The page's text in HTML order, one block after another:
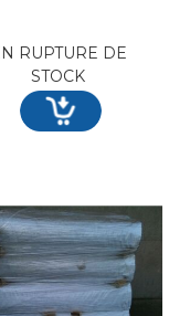
RUPTURE DE
STOCK